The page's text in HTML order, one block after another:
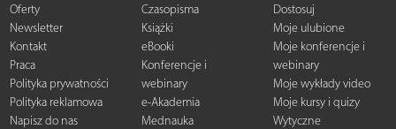
Oferty
Newsletter
Kontakt
Praca
Polityka prywatności
Polityka reklamowa
Napisz do nas
Czasopisma
Książki
eBooki
Konferencje i
webinary
e-Akademia
Mednauka
Dostosuj
Moje ulubione
Moje konferencje i
webinary
Moje wykłady video
Moje kursy i quizy
Wytyczne